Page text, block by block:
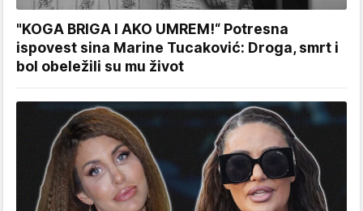
"KOGA BRIGA I AKO UMREM!“ Potresna
ispovest sina Marine Tucaković: Droga, smrt i
bol obeležili su mu život